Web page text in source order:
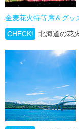
金麦花火特等席＆グッ
CHECK!
北海道の花